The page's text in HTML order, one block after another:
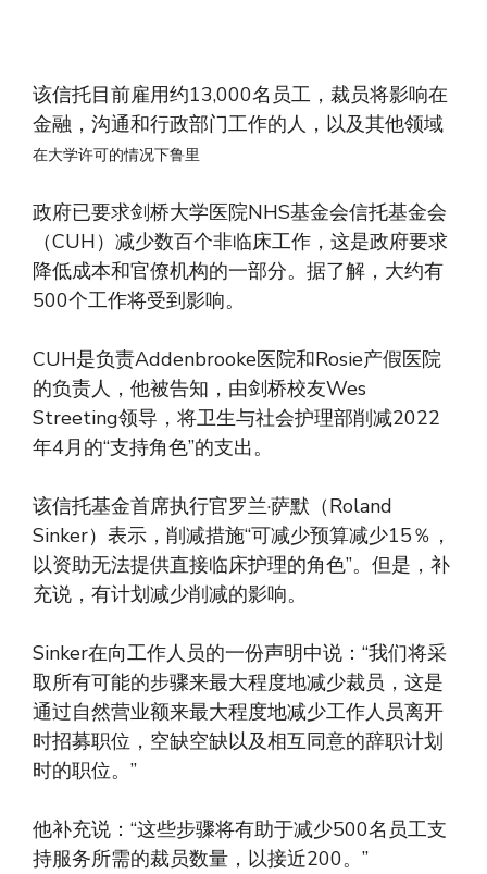
该信托目前雇用约13,000名员工，裁员将影响在
金融，沟通和行政部门工作的人，以及其他领域
在大学许可的情况下鲁里
政府已要求剑桥大学医院NHS基金会信托基金会
（CUH）减少数百个非临床工作，这是政府要求
降低成本和官僚机构的一部分。据了解，大约有
500个工作将受到影响。
CUH是负责Addenbrooke医院和Rosie产假医院
的负责人，他被告知，由剑桥校友Wes
Streeting领导，将卫生与社会护理部削减2022
年4月的“支持角色”的支出。
该信托基金首席执行官罗兰·萨默（Roland
Sinker）表示，削减措施“可减少预算减少15％，
以资助无法提供直接临床护理的角色”。但是，补
充说，有计划减少削减的影响。
Sinker在向工作人员的一份声明中说：“我们将采
取所有可能的步骤来最大程度地减少裁员，这是
通过自然营业额来最大程度地减少工作人员离开
时招募职位，空缺空缺以及相互同意的辞职计划
时的职位。”
他补充说：“这些步骤将有助于减少500名员工支
持服务所需的裁员数量，以接近200。”